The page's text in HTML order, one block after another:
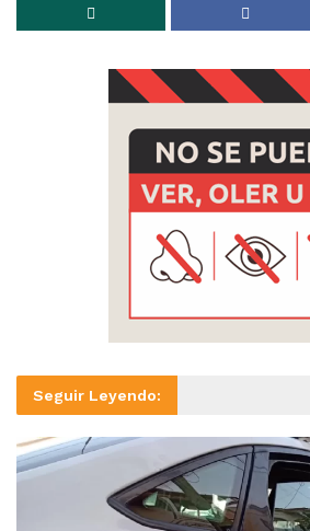
Seguir Leyendo: